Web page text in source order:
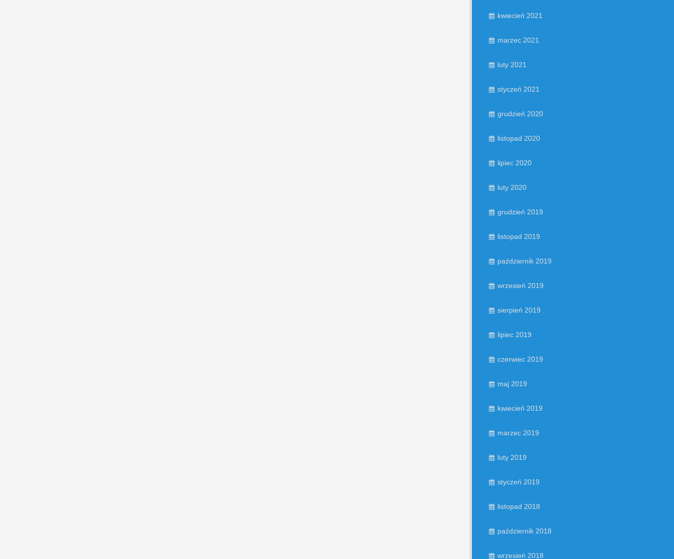
kwiecień 2021
marzec 2021
luty 2021
styczeń 2021
grudzień 2020
listopad 2020
lipiec 2020
luty 2020
grudzień 2019
listopad 2019
październik 2019
wrzesień 2019
sierpień 2019
lipiec 2019
czerwiec 2019
maj 2019
kwiecień 2019
marzec 2019
luty 2019
styczeń 2019
listopad 2018
październik 2018
wrzesień 2018